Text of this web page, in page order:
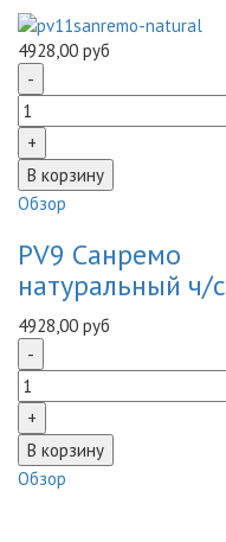
4928,00 руб
Обзор
PV9 Санремо
натуральный ч/с
4928,00 руб
Обзор